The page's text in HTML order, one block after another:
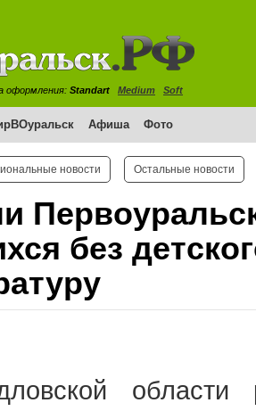
оформления: Standart Medium Soft
Афиша Фото
новости Остальные новости
без
области